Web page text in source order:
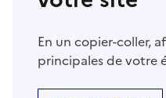
En un copier-coller,
principales de votre